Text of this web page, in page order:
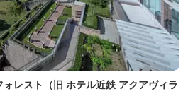
レスト（旧 ホテル近鉄 アクアヴィラ